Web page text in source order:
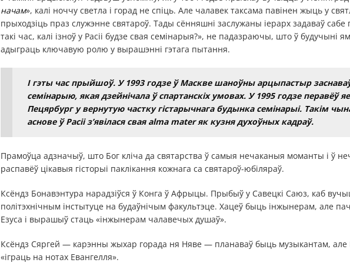
начам», калі ноччу светла і горад не спіць. Але чалавек таксама павінен жыць у
прыходзіць праз служэнне святароў. Тады сённяшні заслужаны іерарх задаваў
такі час, калі ізноў у Расіі будзе свая семінарыя?», не падазраючы, што ў будучыні
адыграць ключавую ролю у вырашэнні гэтага пытання.
І гэты час прыйшоў. У 1993 годзе ў Маскве шаноўны арцыпастыр
семінарыю, якая дзейнічала ў спартанскіх умовах. У 1995 годзе перавёў
Пецярбург у вернутую частку гістарычнага будынка семінарыі. Такім
аснове ў Расіі з’явілася свая alma mater як кузня духоўных кадраў.
Прамоўца адзначыў, што Бог кліча да святарства ў самыя нечаканыя моманты і ў
распавёў цікавыя гісторыі паклікання кожнага са святароў-юбіляраў.
Ксёндз Бонавэнтура нарадзіўся ў Конга ў Афрыцы. Прыбыў у Савецкі Саюз, каб
політэхнічным інстытуце на будаўнічым факультэце. Хацеў быць інжынерам, але
Езуса і вырашыў стаць «інжынерам чалавечых душаў».
Ксёндз Сяргей — карэнны жыхар горада ня Няве — планаваў быць музыкантам, але
«іграць на нотах Евангелля».